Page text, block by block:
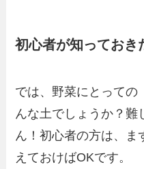
初心者が知っておき
では、野菜にとっての
んな土でしょうか？難
ん！初心者の方は、ま
えておけばOKです。